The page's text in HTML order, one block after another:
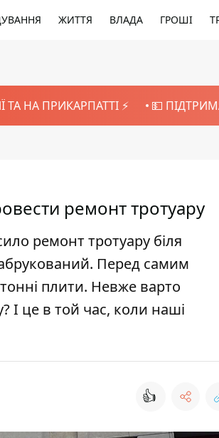
ЖИТТЯ ВЛАДА ГРОШІ
НА ПРИКАРПАТТІ ⚡️ 💵
ремонт тротуару
ремонт тротуару біля
Перед самим
плити. Невже варто
І це в той час, коли наші
👍